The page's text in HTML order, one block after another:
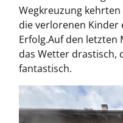
Wegkreuzung
die verlorenen Kinder
Erfolg.Auf den letzten
das Wetter drastisch,
fantastisch.